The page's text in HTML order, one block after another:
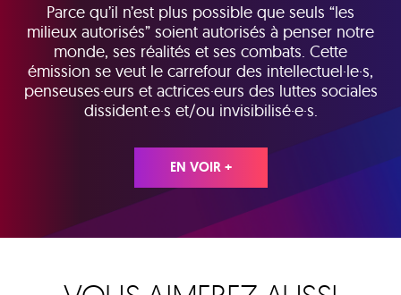
Parce qu’il n’est plus possible que seuls “les
milieux autorisés” soient autorisés à penser notre
monde, ses réalités et ses combats. Cette
émission se veut le carrefour des intellectuel·le·s,
penseuses·eurs et actrices·eurs des luttes sociales
dissident·e·s et/ou invisibilisé·e·s.
EN VOIR +